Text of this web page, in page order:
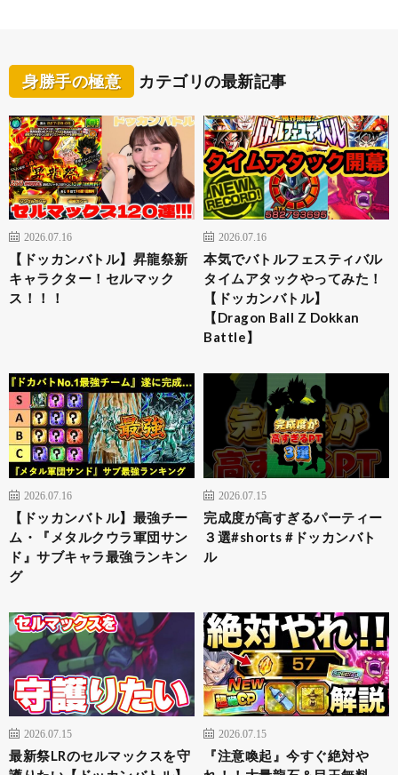
身勝手の極意 カテゴリの最新記事
2026.07.16
【ドッカンバトル】昇龍祭新
キャラクター！セルマック
ス！！！
2026.07.16
本気でバトルフェスティバル
タイムアタックやってみた！
【ドッカンバトル】
【Dragon Ball Z Dokkan
Battle】
2026.07.16
【ドッカンバトル】最強チー
ム・『メタルクウラ軍団サン
ド』サブキャラ最強ランキン
グ
2026.07.15
完成度が高すぎるパーティー
３選#shorts #ドッカンバト
ル
2026.07.15
最新祭LRのセルマックスを守
2026.07.15
『注意喚起』今すぐ絶対や